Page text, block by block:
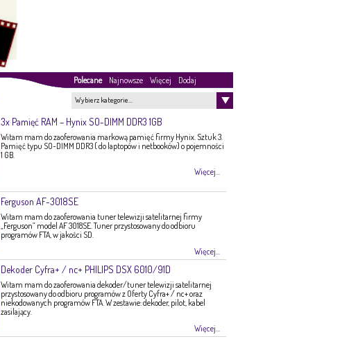
Polecane Najnowsze Więcej Dodaj
Wybierz kategorie…
3x Pamięć RAM – Hynix SO-DIMM DDR3 1GB
Witam mam do zaoferowania markową pamięć firmy Hynix. Sztuk 3.
Pamięć typu SO-DIMM DDR3 ( do laptopów i netbooków) o pojemności
1 GB.
Więcej...
Ferguson AF-3018SE
Witam mam do zaoferowania tuner telewizji satelitarnej firmy
„Ferguson” model AF 3018SE. Tuner przystosowany do odbioru
programów FTA, w jakości SD.
Więcej...
Dekoder Cyfra+ / nc+ PHILIPS DSX 6010/91D
Witam mam do zaoferowania dekoder/tuner telewizji satelitarnej
przystosowany do odbioru programów z Oferty Cyfra+ / nc+ oraz
niekodowanych programów FTA. W zestawie: dekoder, pilot, kabel
zasilający.
Więcej...